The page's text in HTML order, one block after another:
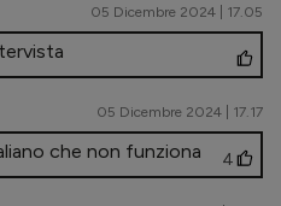
05 Dicembre 2024 | 17.05
05 Dicembre 2024 | 17.17
che non funziona 4